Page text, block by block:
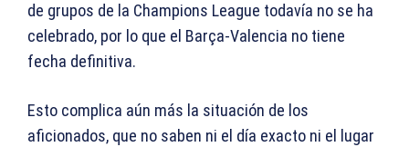
de grupos de la Champions League todavía no se ha
celebrado, por lo que el Barça-Valencia no tiene
fecha definitiva.
Esto complica aún más la situación de los
aficionados, que no saben ni el día exacto ni el lugar